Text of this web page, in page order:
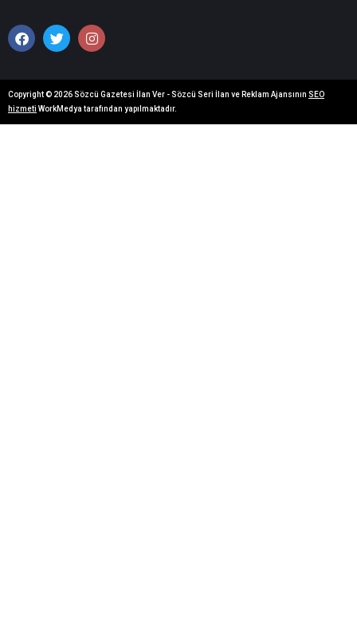
Copyright © 2026 Sözcü Gazetesi İlan Ver - Sözcü Seri İlan ve Reklam Ajansının SEO
hizmeti WorkMedya tarafından yapılmaktadır.